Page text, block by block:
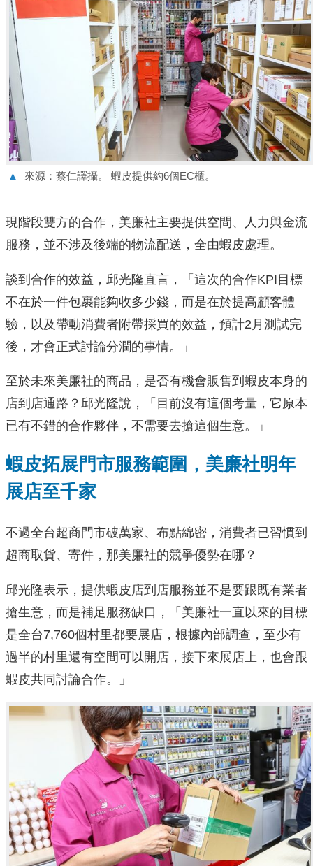
▲ 來源：蔡仁譯攝。 蝦皮提供約6個EC櫃。
現階段雙方的合作，美廉社主要提供空間、人力與金流
服務，並不涉及後端的物流配送，全由蝦皮處理。
談到合作的效益，邱光隆直言，「這次的合作KPI目標
不在於一件包裹能夠收多少錢，而是在於提高顧客體
驗，以及帶動消費者附帶採買的效益，預計2月測試完
後，才會正式討論分潤的事情。」
至於未來美廉社的商品，是否有機會販售到蝦皮本身的
店到店通路？邱光隆說，「目前沒有這個考量，它原本
已有不錯的合作夥伴，不需要去搶這個生意。」
蝦皮拓展門市服務範圍，美廉社明年
展店至千家
不過全台超商門市破萬家、布點綿密，消費者已習慣到
超商取貨、寄件，那美廉社的競爭優勢在哪？
邱光隆表示，提供蝦皮店到店服務並不是要跟既有業者
搶生意，而是補足服務缺口，「美廉社一直以來的目標
是全台7,760個村里都要展店，根據內部調查，至少有
過半的村里還有空間可以開店，接下來展店上，也會跟
蝦皮共同討論合作。」